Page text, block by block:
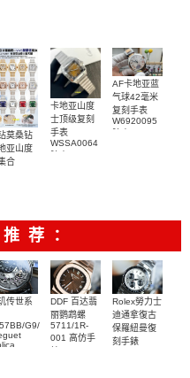
莫桑钻
亚山度
合
卡地亚山度
士顶级复刻
手表
WSSA0064
AF卡地亚蓝
气球42毫米
复刻手表
W6920095
荐：
传世系
G9/9W6
DDF 百达翡
丽鹦鹉螺
5711/1R-
001 高仿手
Rolex勞力士
迪通拿復古
保羅紐曼復
刻手錶